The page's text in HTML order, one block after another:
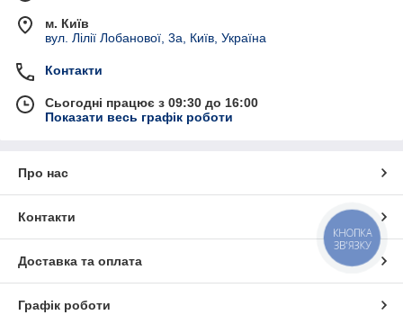
м. Київ
вул. Лілії Лобанової, 3а, Київ, Україна
Контакти
Сьогодні працює з 09:30 до 16:00
Показати весь графік роботи
Про нас
Контакти
Доставка та оплата
Графік роботи
КНОПКА
ЗВ'ЯЗКУ